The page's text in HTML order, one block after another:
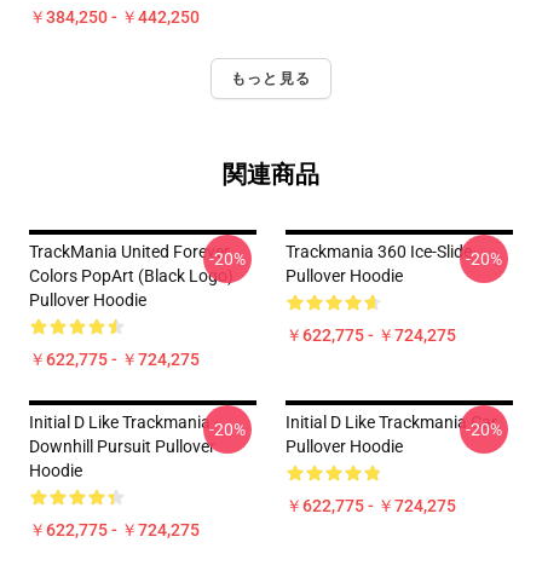
￥384,250 - ￥442,250
もっと見る
関連商品
TrackMania United Forever
Colors PopArt (Black Logo)
Pullover Hoodie
￥622,775 - ￥724,275
-20%
Trackmania 360 Ice-Slide
Pullover Hoodie
￥622,775 - ￥724,275
-20%
Initial D Like Trackmania -
Downhill Pursuit Pullover
Hoodie
￥622,775 - ￥724,275
-20%
Initial D Like Trackmania Car
Pullover Hoodie
￥622,775 - ￥724,275
-20%